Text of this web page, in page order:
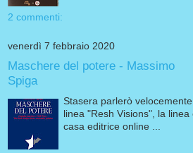
2 commenti:
venerdì 7 febbraio 2020
Maschere del potere - Massimo
Spiga
Stasera parlerò
linea "Resh Visions", la
casa editrice online ...